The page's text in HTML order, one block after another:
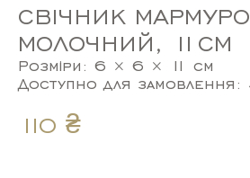
СВІЧНИК
МОЛОЧНИЙ, 11СМ
Розміри: 6 × 6 × 11 см
Доступно для
110 ₴